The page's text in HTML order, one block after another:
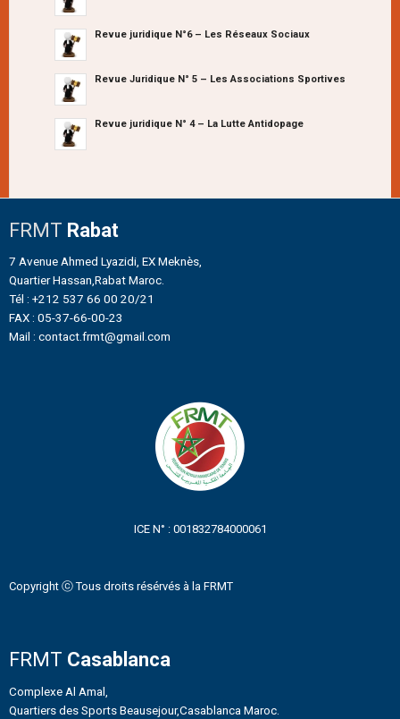
Revue juridique N°6 – Les Réseaux Sociaux
Revue Juridique N° 5 – Les Associations Sportives
Revue juridique N° 4 – La Lutte Antidopage
FRMT Rabat
7 Avenue Ahmed Lyazidi, EX Meknès,
Quartier Hassan,Rabat Maroc.
Tél : +212 537 66 00 20/21
FAX : 05-37-66-00-23
Mail : contact.frmt@gmail.com
ICE N° : 001832784000061
Copyright ⓒ Tous droits résérvés à la FRMT
FRMT Casablanca
Complexe Al Amal,
Quartiers des Sports Beausejour,Casablanca Maroc.